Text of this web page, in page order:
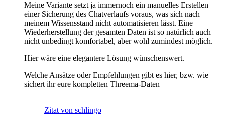
Meine Variante setzt ja immernoch ein manuelles Erstellen
einer Sicherung des Chatverlaufs voraus, was sich nach
meinem Wissensstand nicht automatisieren lässt. Eine
Wiederherstellung der gesamten Daten ist so natürlich auch
nicht unbedingt komfortabel, aber wohl zumindest möglich.
Hier wäre eine elegantere Lösung wünschenswert.
Welche Ansätze oder Empfehlungen gibt es hier, bzw. wie
sichert ihr eure kompletten Threema-Daten
Zitat von schlingo